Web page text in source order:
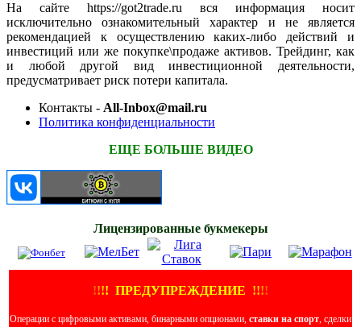
На сайте https://got2trade.ru вся информация носит
исключительно ознакомительный характер и не является
рекомендацией к осуществлению каких-либо действий и
инвестиций или же покупке\продаже активов. Трейдинг, как
и любой другой вид инвестиционной деятельности,
предусматривает риск потери капитала.
Контакты - All-Inbox@mail.ru
Политика конфиденциальности
ЕЩЕ БОЛЬШЕ ВИДЕО
Лицензированные букмекеры
!!!! ПРЕДУПРЕЖДЕНИЕ !!!!
Операции с цифровыми активами, бинарными опционами, ставки на спорт, сделки